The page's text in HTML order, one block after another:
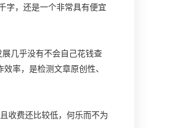
，还是一个非常具有便宜
几乎没有不会自己花钱查
率，是检测文章原创性、
收费还比较低，何乐而不为